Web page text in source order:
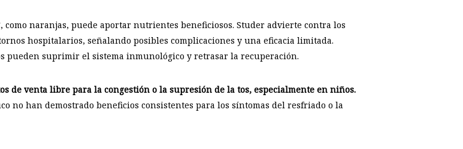
naranjas, puede aportar nutrientes beneficiosos. Studer advierte contra los
hospitalarios, señalando posibles complicaciones y una eficacia limitada.
pueden suprimir el sistema inmunológico y retrasar la recuperación.
de venta libre para la congestión o la supresión de la tos, especialmente en niños.
no han demostrado beneficios consistentes para los síntomas del resfriado o la